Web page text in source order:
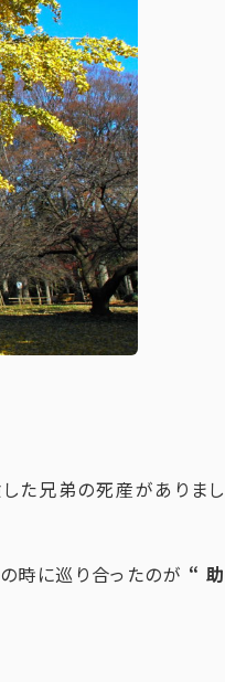
た兄弟の死産がありまし
時に巡り合ったのが “ 助